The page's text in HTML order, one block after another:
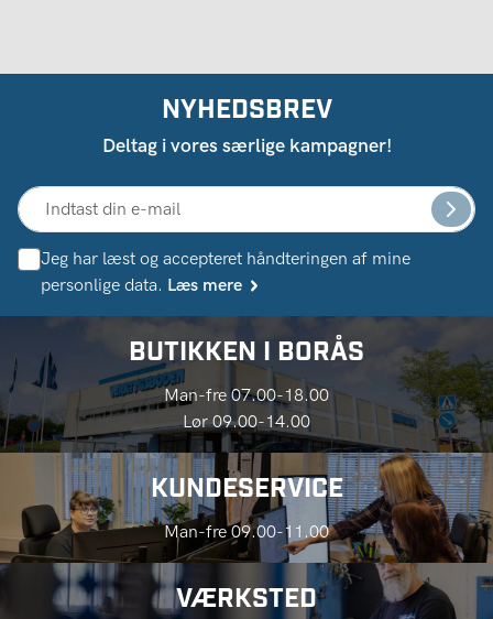
NYHEDSBREV
Deltag i vores særlige kampagner!
Jeg har læst og accepteret håndteringen af ​​mine
personlige data. Læs mere
BUTIKKEN I BORÅS
Man-fre 07.00-18.00
Lør 09.00-14.00
KUNDESERVICE
Man-fre 09.00-11.00
VÆRKSTED